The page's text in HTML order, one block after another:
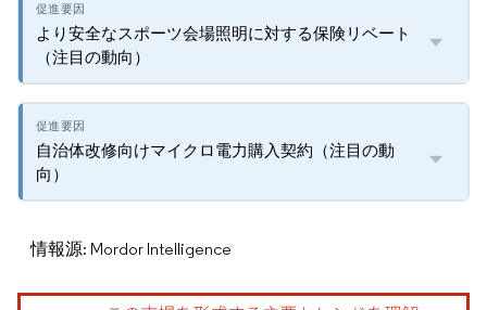
より安全なスポーツ会場照明に対する保険リベート
（注目の動向）
自治体改修向けマイクロ電力購入契約（注目の動
向）
情報源: Mordor Intelligence